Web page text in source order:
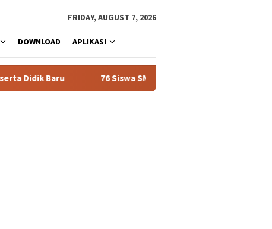
FRIDAY, AUGUST 7, 2026
DOWNLOAD APLIKASI
Didik Baru 76 Siswa SMAN 1 Tualang Lolos SNBT 2026,